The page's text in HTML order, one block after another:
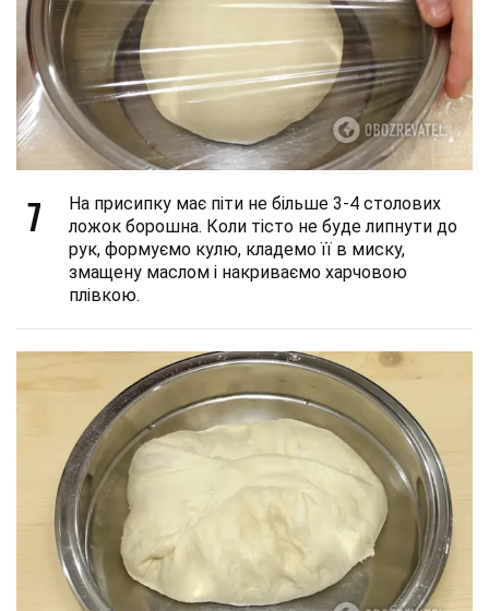
7
На присипку має піти не більше 3-4 столових
ложок борошна. Коли тісто не буде липнути до
рук, формуємо кулю, кладемо її в миску,
змащену маслом і накриваємо харчовою
плівкою.